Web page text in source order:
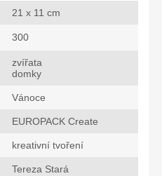
21 x 11 cm
300
zvířata
domky
Vánoce
EUROPACK Create
kreativní tvoření
Tereza Stará